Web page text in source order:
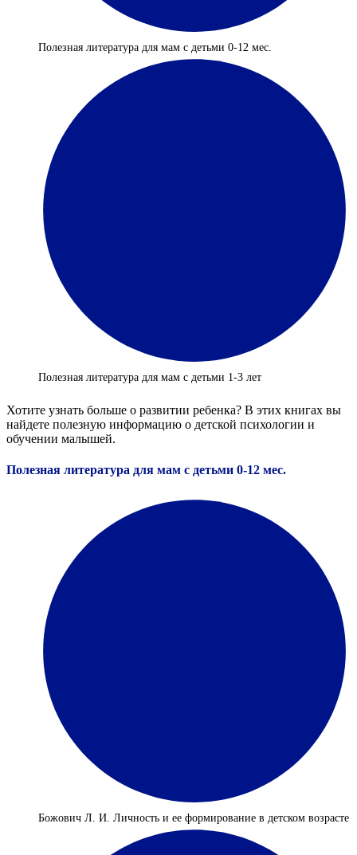
Полезная литература для мам с детьми 0-12 мес.
Полезная литература для мам с детьми 1-3 лет
Хотите узнать больше о развитии ребенка? В этих книгах вы
найдете полезную информацию о детской психологии и
обучении малышей.
Полезная литература для мам с детьми 0-12 мес.
Божович Л. И. Личность и ее формирование в детском возрасте